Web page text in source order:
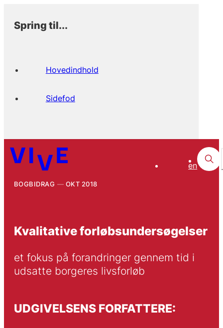
Spring til...
Hovedindhold
Sidefod
en
BOGBIDRAG OKT 2018
Kvalitative forløbsundersøgelser
et fokus på forandringer gennem tid i
udsatte borgeres livsforløb
UDGIVELSENS FORFATTERE: